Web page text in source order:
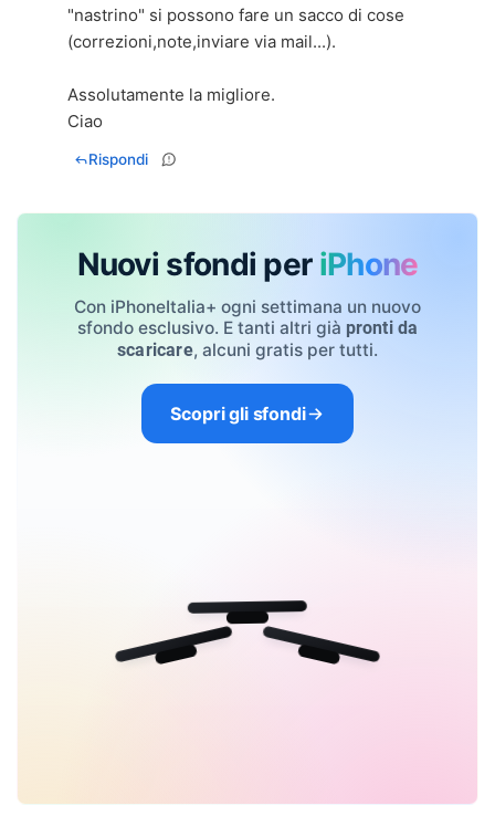
"nastrino" si possono fare un sacco di cose
(correzioni,note,inviare via mail...).
Assolutamente la migliore.
Ciao
Rispondi
Nuovi sfondi per iPhone
Con iPhoneItalia+ ogni settimana un nuovo
sfondo esclusivo. E tanti altri già pronti da
scaricare, alcuni gratis per tutti.
Scopri gli sfondi